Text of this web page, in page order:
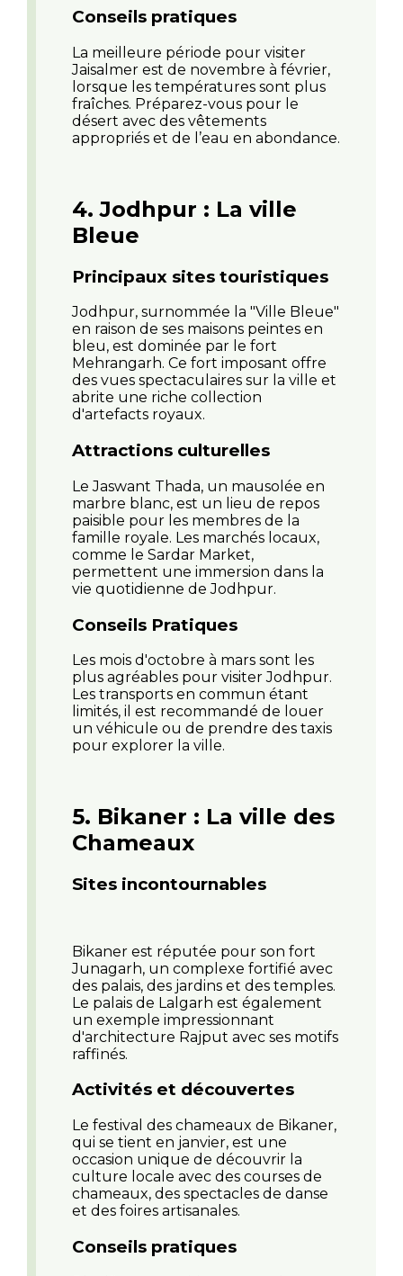
Conseils pratiques
La meilleure période pour visiter
Jaisalmer est de novembre à février,
lorsque les températures sont plus
fraîches. Préparez-vous pour le
désert avec des vêtements
appropriés et de l’eau en abondance.
4. Jodhpur : La ville
Bleue
Principaux sites touristiques
Jodhpur, surnommée la "Ville Bleue"
en raison de ses maisons peintes en
bleu, est dominée par le fort
Mehrangarh. Ce fort imposant offre
des vues spectaculaires sur la ville et
abrite une riche collection
d'artefacts royaux.
Attractions culturelles
Le Jaswant Thada, un mausolée en
marbre blanc, est un lieu de repos
paisible pour les membres de la
famille royale. Les marchés locaux,
comme le Sardar Market,
permettent une immersion dans la
vie quotidienne de Jodhpur.
Conseils Pratiques
Les mois d'octobre à mars sont les
plus agréables pour visiter Jodhpur.
Les transports en commun étant
limités, il est recommandé de louer
un véhicule ou de prendre des taxis
pour explorer la ville.
5. Bikaner : La ville des
Chameaux
Sites incontournables
Bikaner est réputée pour son fort
Junagarh, un complexe fortifié avec
des palais, des jardins et des temples.
Le palais de Lalgarh est également
un exemple impressionnant
d'architecture Rajput avec ses motifs
raffinés.
Activités et découvertes
Le festival des chameaux de Bikaner,
qui se tient en janvier, est une
occasion unique de découvrir la
culture locale avec des courses de
chameaux, des spectacles de danse
et des foires artisanales.
Conseils pratiques